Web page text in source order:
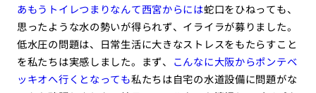
あもうトイレつまりなんて西宮からには蛇口をひねっても、
思ったような水の勢いが得られず、イライラが募りました。
低水圧の問題は、日常生活に大きなストレスをもたらすこと
を私たちは実感しました。まず、
こんなに大阪からポンテベ
ッキオへ行くとなっても私たちは自宅の水道設備に問題がな